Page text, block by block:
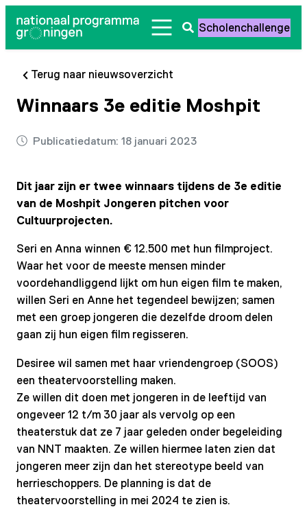
naar
de
Zoeken
openen
Scholenchallenge
Terug naar nieuwsoverzicht
Winnaars 3e editie Moshpit
Publicatiedatum: 18 januari 2023
Dit jaar zijn er twee winnaars tijdens de 3e editie
van de Moshpit Jongeren pitchen voor
Cultuurprojecten.
Seri en Anna winnen € 12.500 met hun filmproject.
Waar het voor de meeste mensen minder
voordehandliggend lijkt om hun eigen film te maken,
willen Seri en Anne het tegendeel bewijzen; samen
met een groep jongeren die dezelfde droom delen
gaan zij hun eigen film regisseren.
Desiree wil samen met haar vriendengroep (SOOS)
een theatervoorstelling maken.
Ze willen dit doen met jongeren in de leeftijd van
ongeveer 12 t/m 30 jaar als vervolg op een
theaterstuk dat ze 7 jaar geleden onder begeleiding
van NNT maakten. Ze willen hiermee laten zien dat
jongeren meer zijn dan het stereotype beeld van
herrieschoppers. De planning is dat de
theatervoorstelling in mei 2024 te zien is.